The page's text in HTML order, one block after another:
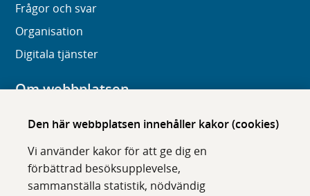
Den här webbplatsen innehåller kakor (cookies)
Vi använder kakor för att ge dig en
förbättrad besöksupplevelse,
sammanställa statistik, nödvändig
Frågor och svar
Organisation
Digitala tjänster
Om webbplatsen
Om karolinska.se
Tillgänglighet
Om cookies